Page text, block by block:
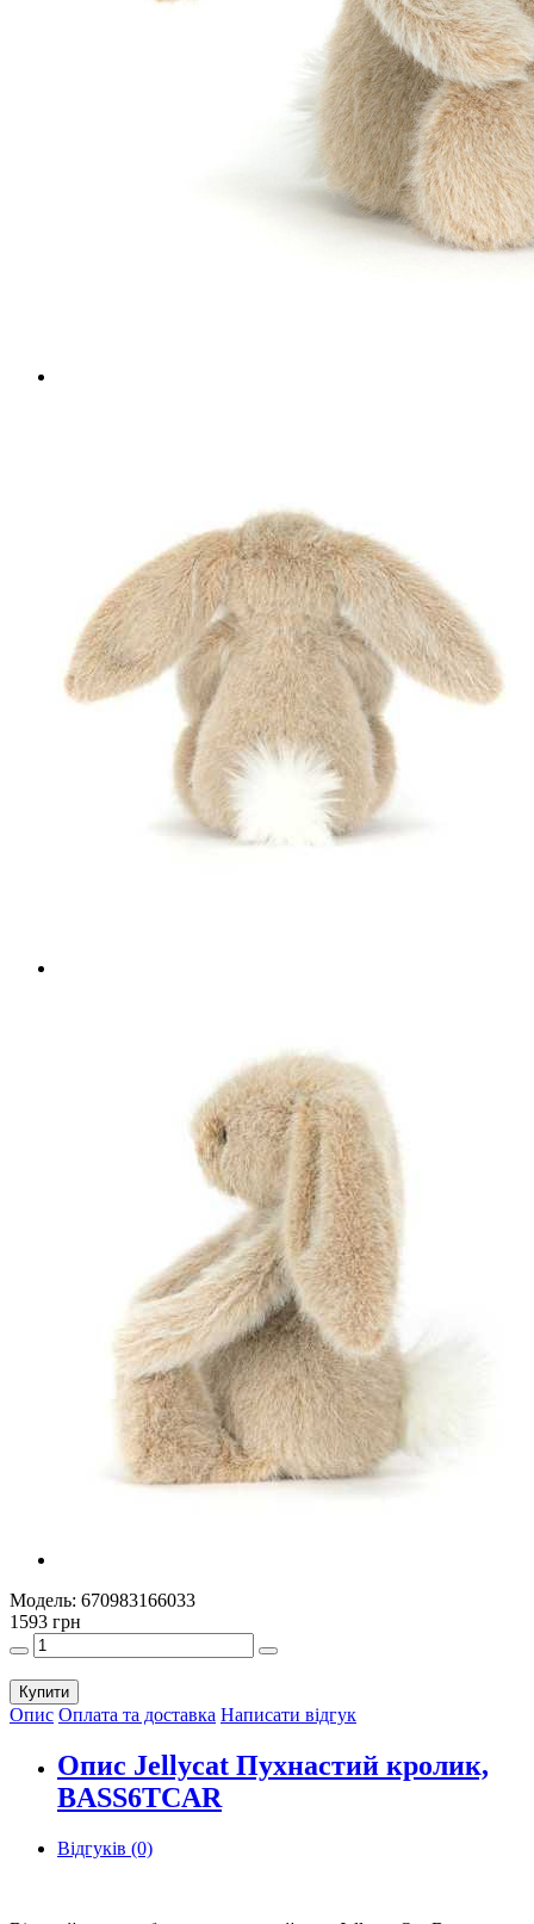
Модель: 670983166033
1593 грн
Купити
Опис Оплата та доставка Написати відгук
Опис Jellycat Пухнастий кролик,
BASS6TCAR
Відгуків (0)